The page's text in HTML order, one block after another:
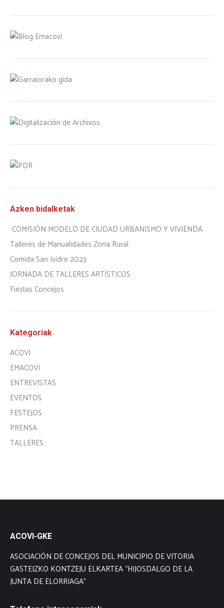
Azken bidalketak
COMISIÓN MODELO DE CIUDAD URBANISMO Y VIVIENDA
Talleres de Manualidades Zona Rural
Comida San Isidro 2023
JORNADA DE TALLERES ARTÍSTICOS
Fiestas Concejos
Kategoriak
ACOVI
EMACOVI
ENTREVISTAS
EVENTOS
FESTEJOS
PRENSA
TALLERES
ACOVI-GKE
ASOCIACIÓN DE CONCEJOS DEL MUNICIPIO DE VITORIA
GASTEIZKO KONTZEJU ELKARTEA “HIJOSDALGO DE LA
JUNTA DE ELORRIAGA”